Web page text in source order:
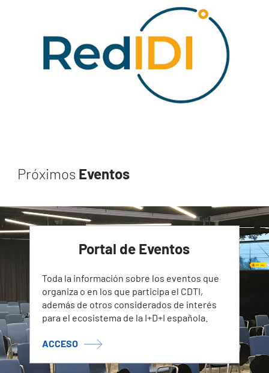
Próximos Eventos
Portal de Eventos
Toda la información sobre los eventos que
organiza o en los que participa el CDTI,
además de otros considerados de interés
para el ecosistema de la I+D+I española.
ACCESO